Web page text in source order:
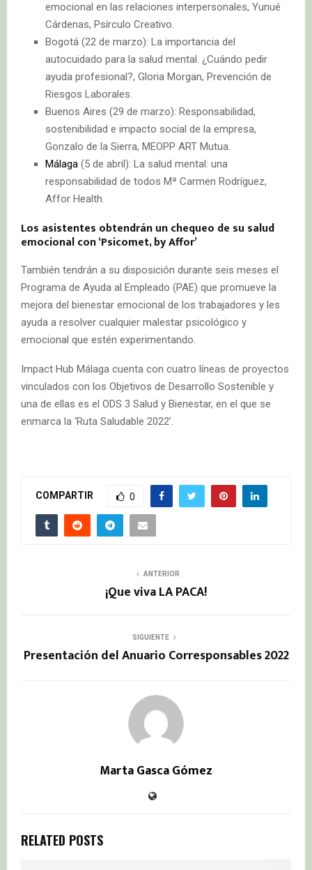
emocional en las relaciones interpersonales, Yunué
Cárdenas, Psírculo Creativo.
Bogotá (22 de marzo): La importancia del
autocuidado para la salud mental. ¿Cuándo pedir
ayuda profesional?, Gloria Morgan, Prevención de
Riesgos Laborales.
Buenos Aires (29 de marzo): Responsabilidad,
sostenibilidad e impacto social de la empresa,
Gonzalo de la Sierra, MEOPP ART Mutua.
Málaga (5 de abril): La salud mental: una
responsabilidad de todos Mª Carmen Rodríguez,
Affor Health.
Los asistentes obtendrán un chequeo de su salud
emocional con ‘Psicomet, by Affor’
También tendrán a su disposición durante seis meses el
Programa de Ayuda al Empleado (PAE) que promueve la
mejora del bienestar emocional de los trabajadores y les
ayuda a resolver cualquier malestar psicológico y
emocional que estén experimentando.
Impact Hub Málaga cuenta con cuatro líneas de proyectos
vinculados con los Objetivos de Desarrollo Sostenible y
una de ellas es el ODS 3 Salud y Bienestar, en el que se
enmarca la ‘Ruta Saludable 2022’.
COMPARTIR 0
ANTERIOR
¡Que viva LA PACA!
SIGUIENTE
Presentación del Anuario Corresponsables 2022
Marta Gasca Gómez
RELATED POSTS